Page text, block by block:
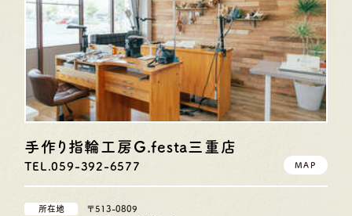
手作り指輪工房G.festa 三重店
TEL.059-392-6577 MAP
所在地
〒513-0809